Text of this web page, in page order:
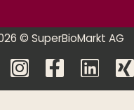
© SuperBioMarkt AG